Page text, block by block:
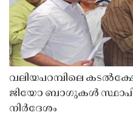
വലിയപറമ്പിലെ
ജിയോ ബാഗുകൾ
നിർദേശം